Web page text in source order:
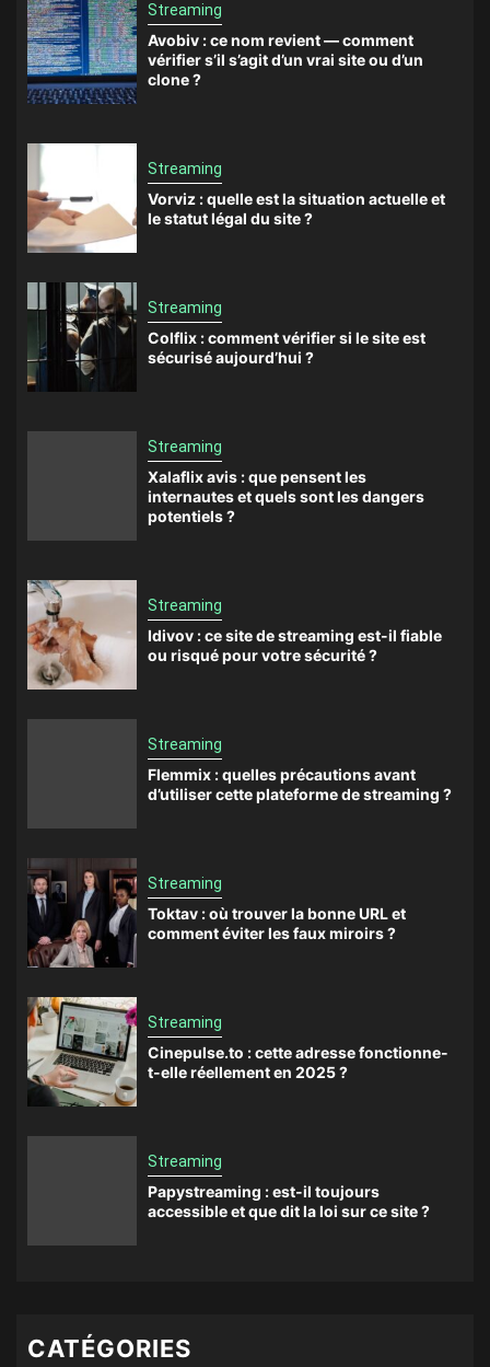
Streaming
Avobiv : ce nom revient — comment
vérifier s’il s’agit d’un vrai site ou d’un
clone ?
Streaming
Vorviz : quelle est la situation actuelle et
le statut légal du site ?
Streaming
Colflix : comment vérifier si le site est
sécurisé aujourd’hui ?
Streaming
Xalaflix avis : que pensent les
internautes et quels sont les dangers
potentiels ?
Streaming
Idivov : ce site de streaming est-il fiable
ou risqué pour votre sécurité ?
Streaming
Flemmix : quelles précautions avant
d’utiliser cette plateforme de streaming ?
Streaming
Toktav : où trouver la bonne URL et
comment éviter les faux miroirs ?
Streaming
Cinepulse.to : cette adresse fonctionne-
t-elle réellement en 2025 ?
Streaming
Papystreaming : est-il toujours
accessible et que dit la loi sur ce site ?
CATÉGORIES